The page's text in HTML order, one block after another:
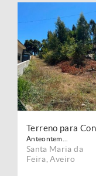
Anteontem...
Santa Maria da
Feira ,Aveiro